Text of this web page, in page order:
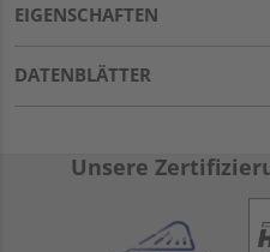
EIGENSCHAFTEN
DATENBLÄTTER
Unsere